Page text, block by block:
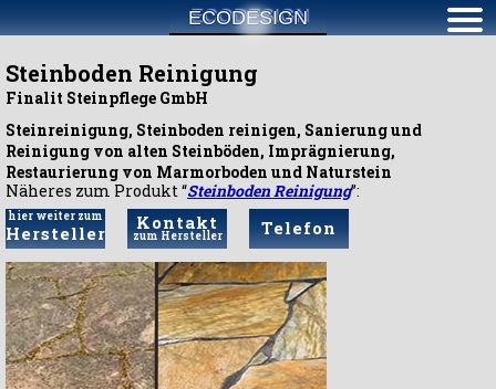
Steinboden Reinigung
Finalit Steinpflege GmbH
Steinreinigung, Steinboden reinigen, Sanierung und
Reinigung von alten Steinböden, Imprägnierung,
Restaurierung von Marmorboden und Naturstein
Näheres zum Produkt “Steinboden Reinigung”:
hier weiter zum
Hersteller Kontakt
zum Hersteller Telefon
ECODESIGN